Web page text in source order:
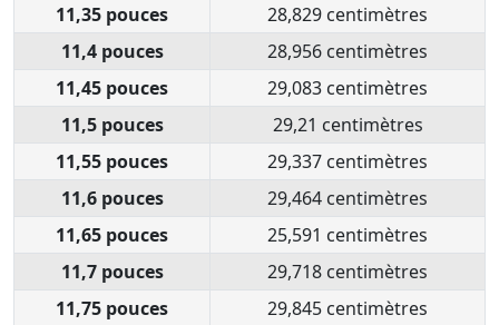
11,35 pouces
28,829 centimètres
11,4 pouces
28,956 centimètres
11,45 pouces
29,083 centimètres
11,5 pouces
29,21 centimètres
11,55 pouces
29,337 centimètres
11,6 pouces
29,464 centimètres
11,65 pouces
25,591 centimètres
11,7 pouces
29,718 centimètres
11,75 pouces
29,845 centimètres